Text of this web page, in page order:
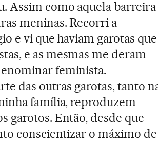
Assim como aquela barreira
meninas. Recorri a
e vi que haviam garotas que
e as mesmas me deram
feminista.
das outras garotas, tanto
família, reproduzem
garotos. Então, desde que
conscientizar o máximo de